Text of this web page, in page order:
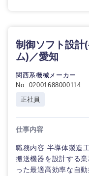
制御ソフト設計
ム)／愛知
関西系機械メーカー
No. 02001688000114
正社員
仕事内容
職務内容 半導体製造
搬送機器を設計する
った最適高効率な自